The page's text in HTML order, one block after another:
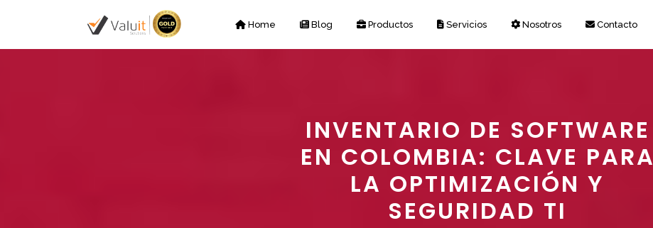
Home Blog Productos Servicios Nosotros Contacto
INVENTARIO DE SOFTWARE
EN COLOMBIA: CLAVE PARA
LA OPTIMIZACIÓN Y
SEGURIDAD TI